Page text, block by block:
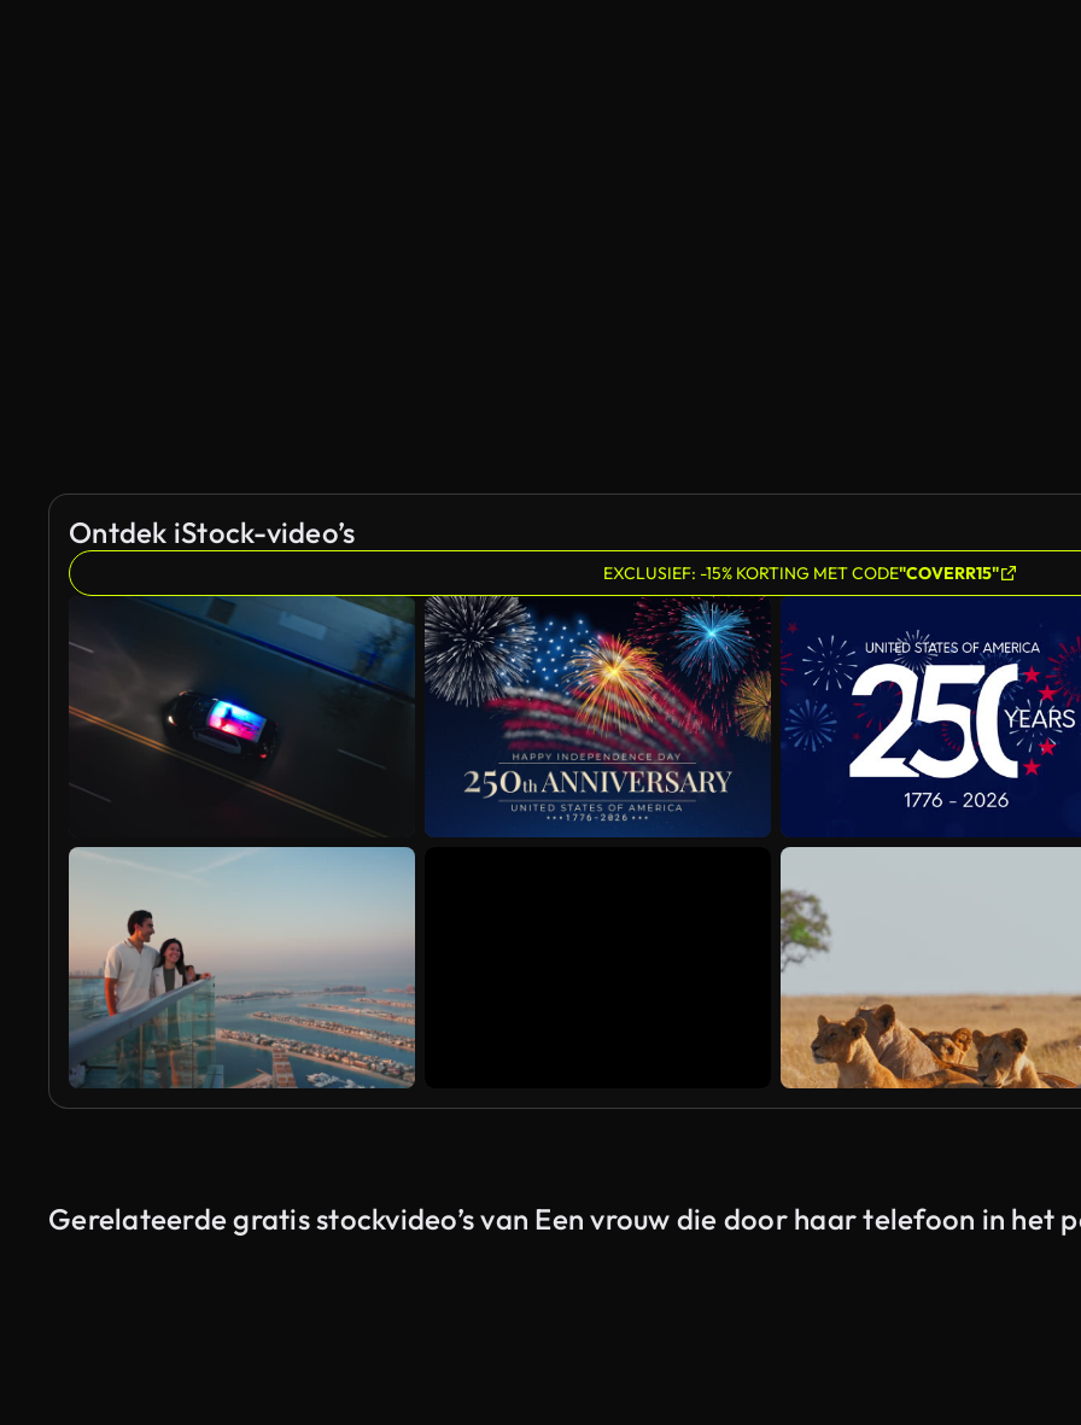
Ontdek iStock-video’s
EXCLUSIEF: -15% KORTING MET CODE"COVERR15"
Gerelateerde gratis stockvideo’s van Een vrouw die door haar telefoon in het